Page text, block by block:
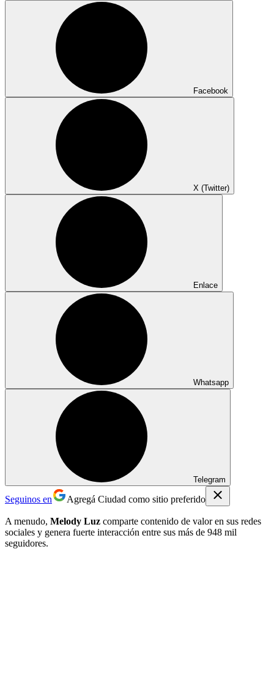
Facebook
X (Twitter)
Enlace
Whatsapp
Telegram
Seguinos en Agregá Ciudad como sitio preferido
A menudo, Melody Luz comparte contenido de valor en sus redes
sociales y genera fuerte interacción entre sus más de 948 mil
seguidores.